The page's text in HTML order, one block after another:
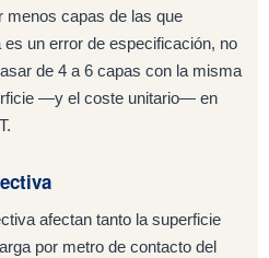
menos capas de las que
un error de especificación, no
de 4 a 6 capas con la misma
—y el coste unitario— en
afectan tanto la superficie
por metro de contacto del